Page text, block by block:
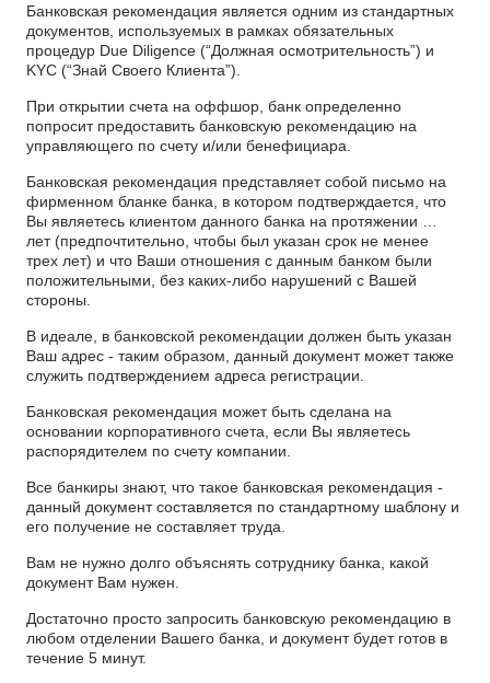
Банковская рекомендация является одним из стандартных
документов, используемых в рамках обязательных
процедур Due Diligence (“Должная осмотрительность”) и
KYC (“Знай Своего Клиента”).
При открытии счета на оффшор, банк определенно
попросит предоставить банковскую рекомендацию на
управляющего по счету и/или бенефициара.
Банковская рекомендация представляет собой письмо на
фирменном бланке банка, в котором подтверждается, что
Вы являетесь клиентом данного банка на протяжении …
лет (предпочтительно, чтобы был указан срок не менее
трех лет) и что Ваши отношения с данным банком были
положительными, без каких-либо нарушений с Вашей
стороны.
В идеале, в банковской рекомендации должен быть указан
Ваш адрес - таким образом, данный документ может также
служить подтверждением адреса регистрации.
Банковская рекомендация может быть сделана на
основании корпоративного счета, если Вы являетесь
распорядителем по счету компании.
Все банкиры знают, что такое банковская рекомендация -
данный документ составляется по стандартному шаблону и
его получение не составляет труда.
Вам не нужно долго объяснять сотруднику банка, какой
документ Вам нужен.
Достаточно просто запросить банковскую рекомендацию в
любом отделении Вашего банка, и документ будет готов в
течение 5 минут.